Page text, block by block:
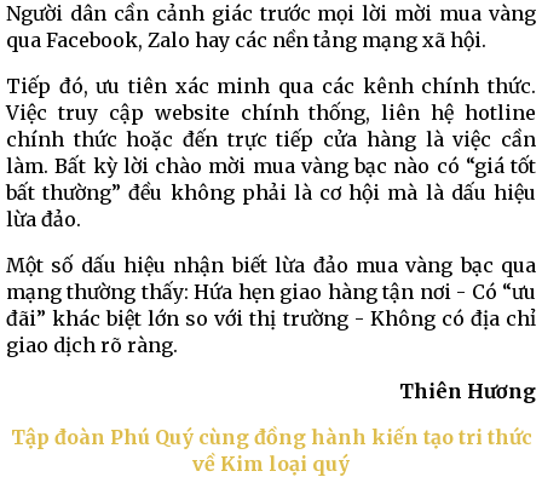
Người dân cần cảnh giác trước mọi lời mời mua vàng
qua Facebook, Zalo hay các nền tảng mạng xã hội.
Tiếp đó, ưu tiên xác minh qua các kênh chính thức.
Việc truy cập website chính thống, liên hệ hotline
chính thức hoặc đến trực tiếp cửa hàng là việc cần
làm. Bất kỳ lời chào mời mua vàng bạc nào có “giá tốt
bất thường” đều không phải là cơ hội mà là dấu hiệu
lừa đảo.
Một số dấu hiệu nhận biết lừa đảo mua vàng bạc qua
mạng thường thấy: Hứa hẹn giao hàng tận nơi - Có “ưu
đãi” khác biệt lớn so với thị trường - Không có địa chỉ
giao dịch rõ ràng.
Thiên Hương
Tập đoàn Phú Quý cùng đồng hành kiến tạo tri thức
về Kim loại quý